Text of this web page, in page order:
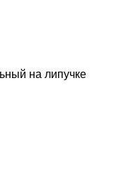
на липучке